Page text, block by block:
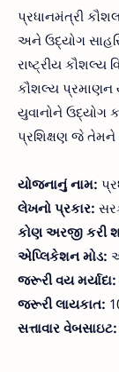
પ્રધાનમંત્રી
અને ઉદ્યોગ
રાષ્ટ્રીય કૌશલ્ય
કૌશલ્ય પ્રમાણન
યુવાનોને ઉદ્યોગ
પ્રશિક્ષણ જે તેમને
યોજનાનું નામ:
લેખનો પ્રકાર:
કોણ અરજી કરી
એપ્લિકેશન મોડ:
જરૂરી વય મર્યાદા:
જરૂરી લાયકાત:
સત્તાવાર વેબસાઇટ: